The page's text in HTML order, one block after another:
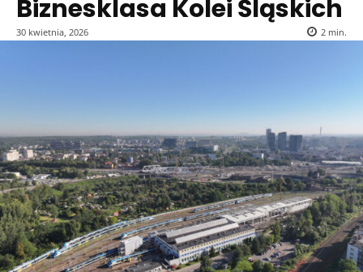
Biznesklasa Kolei Śląskich
30 kwietnia, 2026 2 min.